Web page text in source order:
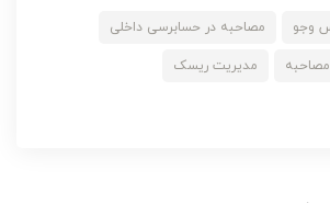
وجو مصاحبه در حسابرسی داخلی
مصاحبه مدیریت ریسک